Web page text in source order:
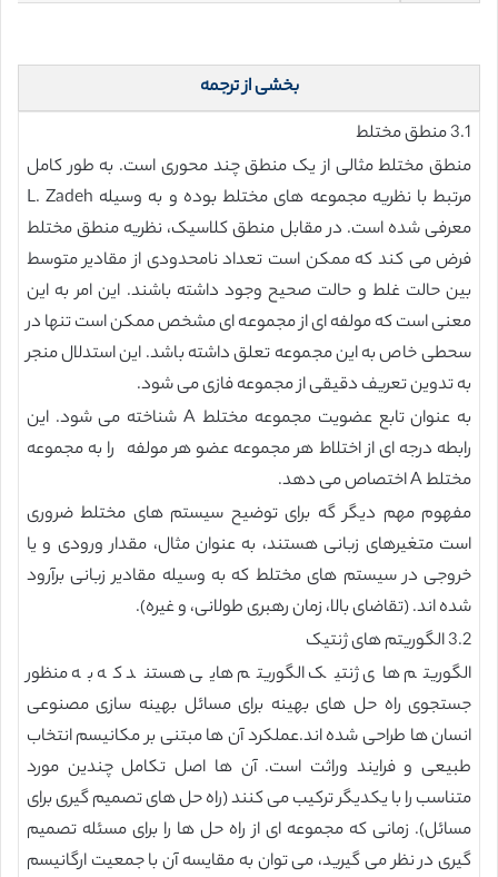
بخشی از ترجمه
3.1 منطق مختلط
منطق مختلط مثالی از یک منطق چند محوری است. به طور کامل
مرتبط با نظریه مجموعه های مختلط بوده و به وسیله L. Zadeh
معرفی شده است. در مقابل منطق کلاسیک، نظریه منطق مختلط
فرض می کند که ممکن است تعداد نامحدودی از مقادیر متوسط
بین حالت غلط و حالت صحیح وجود داشته باشند. این امر به این
معنی است که مولفه ای از مجموعه ای مشخص ممکن است تنها در
سحطی خاص به این مجموعه تعلق داشته باشد. این استدلال منجر
به تدوین تعریف دقیقی از مجموعه فازی می شود.
به عنوان تابع عضویت مجموعه مختلط A شناخته می شود. این
رابطه درجه ای از اختلاط هر مجموعه عضو هر مولفه را به مجموعه
مختلط A اختصاص می دهد.
مفهوم مهم دیگر گه برای توضیح سیستم های مختلط ضروری
است متغیرهای زبانی هستند، به عنوان مثال، مقدار ورودی و یا
خروجی در سیستم های مختلط که به وسیله مقادیر زبانی برآرود
شده اند. (تقاضای بالا، زمان رهبری طولانی، و غیره).
3.2 الگوریتم های ژنتیک
الگوریتم های ژنتیک الگوریتم هایی هستند که به منظور
جستجوی راه حل های بهینه برای مسائل بهینه سازی مصنوعی
انسان ها طراحی شده اند.عملکرد آن ها مبتنی بر مکانیسم انتخاب
طبیعی و فرایند وراثت است. آن ها اصل تکامل چندین مورد
متناسب را با یکدیگر ترکیب می کنند (راه حل های تصمیم گیری برای
مسائل). زمانی که مجموعه ای از راه حل ها را برای مسئله تصمیم
گیری در نظر می گیرید، می توان به مقایسه آن با جمعیت ارگانیسم